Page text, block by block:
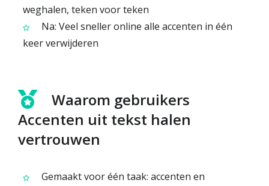
weghalen, teken voor teken
Na: Veel sneller online alle accenten in één
keer verwijderen
Waarom gebruikers
Accenten uit tekst halen
vertrouwen
Gemaakt voor één taak: accenten en